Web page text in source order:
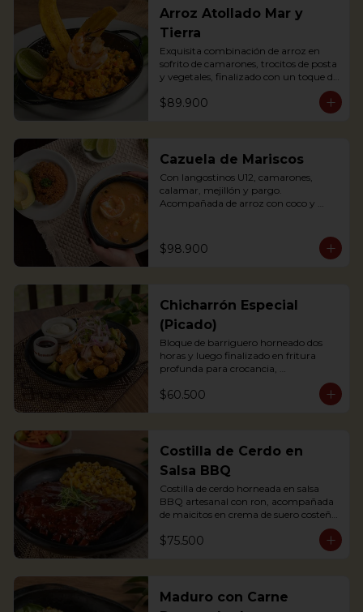
Arroz Atollado Mar y
Tierra
Exquisita combinación de arroz en
sofrito de camarones, trocitos de posta
y vegetales, finalizado con un toque de
leche de coco, cilantro y langostino a la
parrilla.
of coconut milk, coriander and grilled
prawns.
$89.900
Cazuela de Mariscos
Con langostinos U12, camarones,
calamar, mejillón y pargo.
Acompañada de arroz con coco y
Seafood soup containing Shrimp,
mussels, fish and other crustaceans.
$98.900
Chicharrón Especial
(Picado)
Bloque de barriguero horneado dos
horas y luego finalizado en fritura
profunda para crocancia,
cebolla acevichada y reducción de
crunchiness, accompanied by creole
potatoes, onion and agras reduction.
$60.500
Costilla de Cerdo en
Salsa BBQ
Costilla de cerdo horneada en salsa
BBQ artesanal con ron, acompañada
de maicitos en crema de suero costeño
Soft Ribs with rum BBQ sauce, served
$75.500
Maduro con Carne